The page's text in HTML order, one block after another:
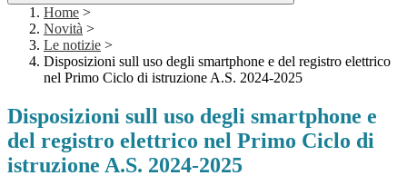
Home >
Novità >
Le notizie >
Disposizioni sull uso degli smartphone e del registro elettrico
nel Primo Ciclo di istruzione A.S. 2024-2025
Disposizioni sull uso degli smartphone e
del registro elettrico nel Primo Ciclo di
istruzione A.S. 2024-2025